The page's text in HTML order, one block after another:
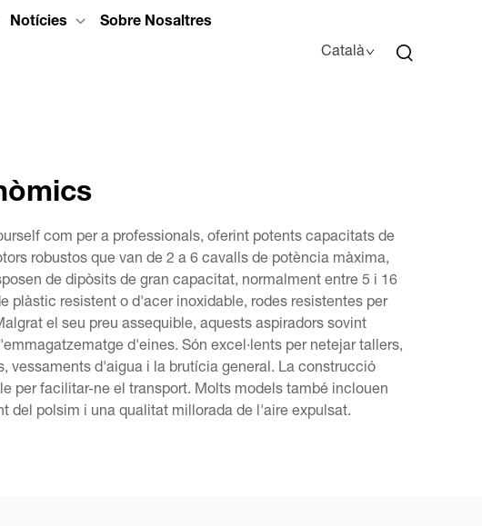
Notícies Sobre Nosaltres
Català
com per a professionals, oferint potents capacitats de
robustos que van de 2 a 6 cavalls de potència màxima,
de dipòsits de gran capacitat, normalment entre 5 i 16
plàstic resistent o d'acer inoxidable, rodes resistentes per
el seu preu assequible, aquests aspiradors sovint
d'eines. Són excel·lents per netejar tallers,
vessaments d'aigua i la brutícia general. La construcció
per facilitar-ne el transport. Molts models també inclouen
del polsim i una qualitat millorada de l'aire expulsat.